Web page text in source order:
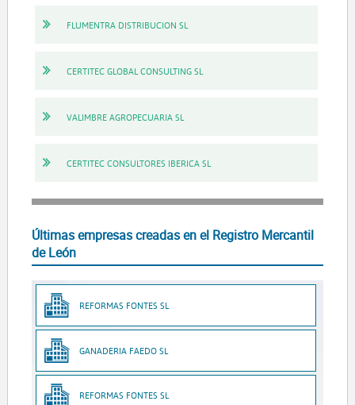
FLUMENTRA DISTRIBUCION SL
CERTITEC GLOBAL CONSULTING SL
VALIMBRE AGROPECUARIA SL
CERTITEC CONSULTORES IBERICA SL
Últimas empresas creadas en el Registro Mercantil
de León
REFORMAS FONTES SL
GANADERIA FAEDO SL
REFORMAS FONTES SL